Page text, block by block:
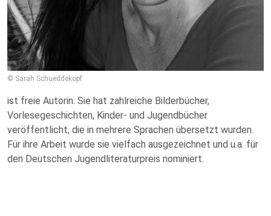
© Sarah Schueddekopf
ist freie Autorin. Sie hat zahlreiche Bilderbücher,
Vorlesegeschichten, Kinder- und Jugendbücher
veröffentlicht, die in mehrere Sprachen übersetzt wurden.
Für ihre Arbeit wurde sie vielfach ausgezeichnet und u.a. für
den Deutschen Jugendliteraturpreis nominiert.